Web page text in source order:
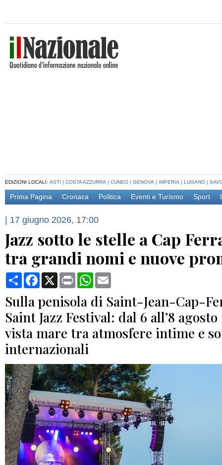
EDIZIONI LOCALI: ASTI | COSTA AZZURRA | CUNEO | GENOVA | IMPERIA | LUGANO |
Prima Pagina Cronaca Politica Eventi e Turismo Sport
| 17 giugno 2026, 17:00
Jazz sotto le stelle a Cap
tra grandi nomi e nuove
CondividiFacebook
X Print WhatsApp
Sulla penisola di Saint-Jean-Cap-
Saint Jazz Festival: dal 6 all’8
vista mare tra atmosfere intime e
internazionali